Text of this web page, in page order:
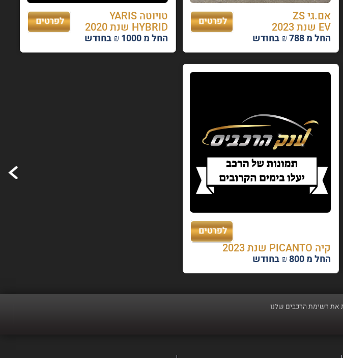
אם.גי ZS
EV שנת 2023
החל מ 788 ₪ בחודש
טויוטה YARIS
HYBRID שנת 2020
החל מ 1000 ₪ בחודש
קיה PICANTO שנת 2023
החל מ 800 ₪ בחודש